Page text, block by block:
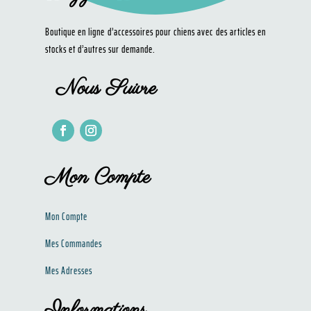
Boutique en ligne d’accessoires pour chiens avec des articles en
stocks et d’autres sur demande.
Nous Suivre
Mon Compte
Mon Compte
Mes Commandes
Mes Adresses